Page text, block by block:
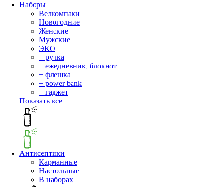
Наборы
Велкомпаки
Новогодние
Женские
Мужские
ЭКО
+ ручка
+ ежедневник, блокнот
+ флешка
+ power bank
+ гаджет
Показать все
Антисептики
Карманные
Настольные
В наборах